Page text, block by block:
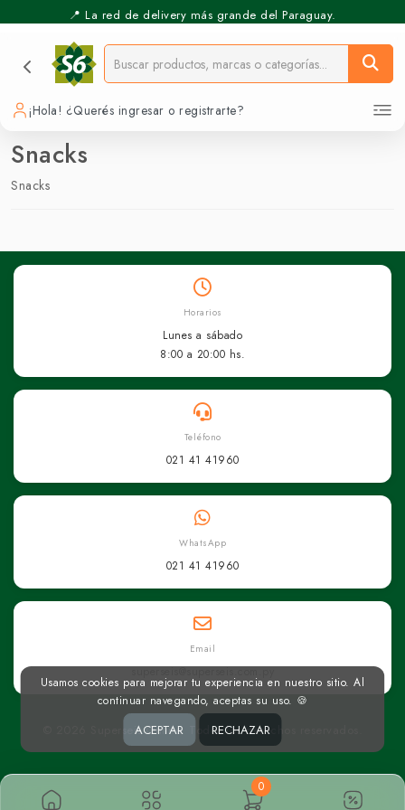
📍 La red de delivery más grande del Paraguay.
¡Hola! ¿Querés ingresar o registrarte?
Snacks
Snacks
0
Horarios
Lunes a sábado
8:00 a 20:00 hs.
Teléfono
021 41 41960
WhatsApp
021 41 41960
Email
superseis@superseis.com.py
© 2026 Superseis Online. Todos los derechos reservados.
Usamos cookies para mejorar tu experiencia en nuestro sitio. Al
continuar navegando, aceptas su uso. 🍪
ACEPTAR RECHAZAR